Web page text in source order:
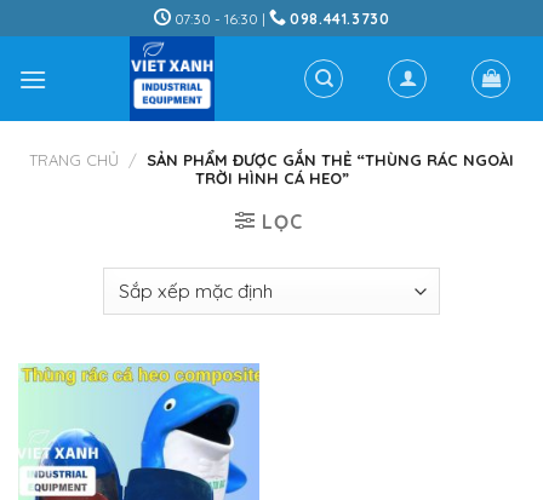
to
content
07:30 - 16:30 | 098.441.3730
TRANG CHỦ / SẢN PHẨM ĐƯỢC GẮN THẺ “THÙNG RÁC NGOÀI
TRỜI HÌNH CÁ HEO”
LỌC